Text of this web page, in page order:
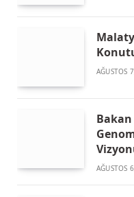
AĞUSTOS
AĞUSTOS